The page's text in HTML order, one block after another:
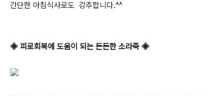
간단한 아침식사로도 강추합니다.^^
◈ 피로회복에 도움이 되는 든든한 소라죽 ◈